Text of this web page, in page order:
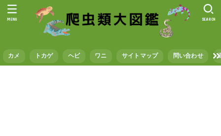
カメ トカゲ ヘビ ワニ サイトマップ 問い合わせ
SEARCH
MENU